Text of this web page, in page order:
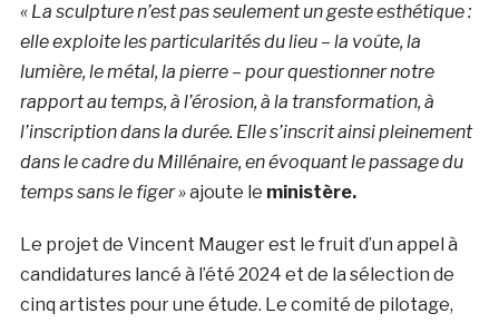
« La sculpture n’est pas seulement un geste esthétique :
elle exploite les particularités du lieu – la voûte, la
lumière, le métal, la pierre – pour questionner notre
rapport au temps, à l’érosion, à la transformation, à
l’inscription dans la durée. Elle s’inscrit ainsi pleinement
dans le cadre du Millénaire, en évoquant le passage du
temps sans le figer »ajoute le ministère.
Le projet de Vincent Mauger est le fruit d’un appel à
candidatures lancé à l’été 2024 et de la sélection de
cinq artistes pour une étude. Le comité de pilotage,